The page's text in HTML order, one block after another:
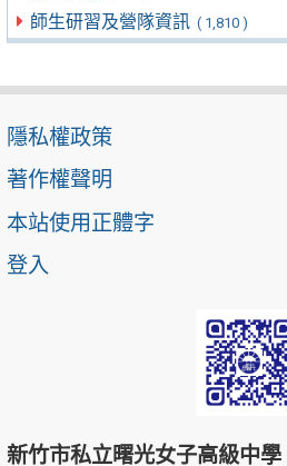
師生研習及營隊資訊 ( 1,810 )
隱私權政策
著作權聲明
本站使用正體字
登入
新竹市私立曙光女子高級中學